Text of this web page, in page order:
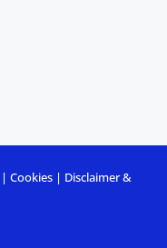
| Cookies | Disclaimer &